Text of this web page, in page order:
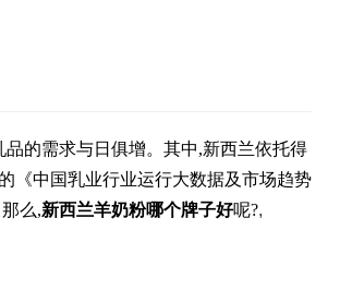
的需求与日俱增。其中,新西兰依托得
《中国乳业行业运行大数据及市场趋势
么,新西兰羊奶粉哪个牌子好呢?,